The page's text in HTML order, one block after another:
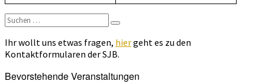
Suchen
nach:
Suchen
Ihr wollt uns etwas fragen, hiergeht es zu den
Kontaktformularen der SJB.
Bevorstehende Veranstaltungen